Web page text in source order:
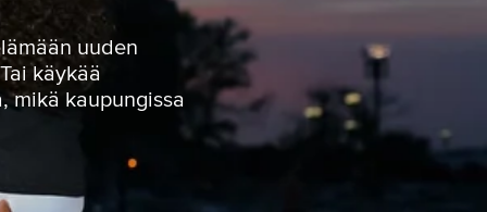
uuden
käykää
mikä kaupungissa